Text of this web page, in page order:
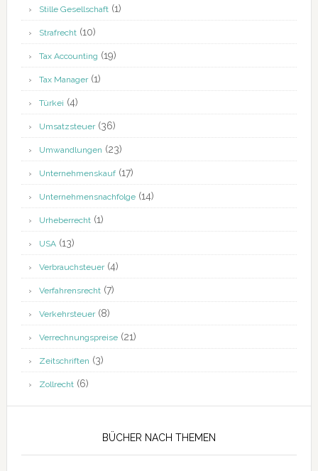
Stille Gesellschaft(1)
Strafrecht(10)
Tax Accounting (19)
Tax Manager(1)
Türkei (4)
Umsatzsteuer(36)
Umwandlungen (23)
Unternehmenskauf(17)
Unternehmensnachfolge(14)
Urheberrecht(1)
USA(13)
Verbrauchsteuer(4)
Verfahrensrecht(7)
Verkehrsteuer(8)
Verrechnungspreise(21)
Zeitschriften (3)
Zollrecht(6)
BÜCHER NACH THEMEN